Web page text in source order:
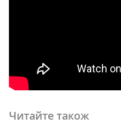
Читайте також